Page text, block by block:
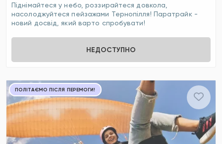
Піднімайтеся у небо, роззирайтеся довкола,
насолоджуйтеся пейзажами Тернопілля! Паратрайк -
новий досвід, який варто спробувати!
НЕДОСТУПНО
ПОЛІТАЄМО ПІСЛЯ ПЕРЕМОГИ!